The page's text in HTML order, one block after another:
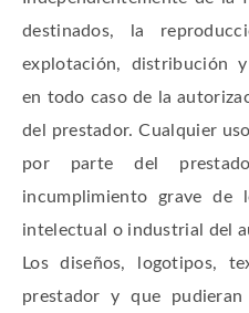
destinados, la
explotación, distribución
en todo caso de la
del prestador. Cualquier
por parte del
incumplimiento grave de
intelectual o industrial del
Los diseños, logotipos,
prestador y que